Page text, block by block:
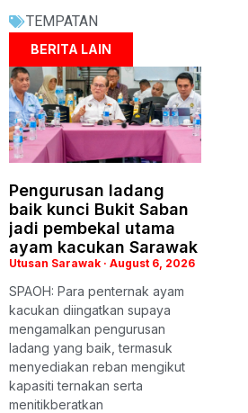
TEMPATAN
BERITA LAIN
Pengurusan ladang
baik kunci Bukit Saban
jadi pembekal utama
ayam kacukan Sarawak
Utusan Sarawak August 6, 2026
SPAOH: Para penternak ayam
kacukan diingatkan supaya
mengamalkan pengurusan
ladang yang baik, termasuk
menyediakan reban mengikut
kapasiti ternakan serta
menitikberatkan